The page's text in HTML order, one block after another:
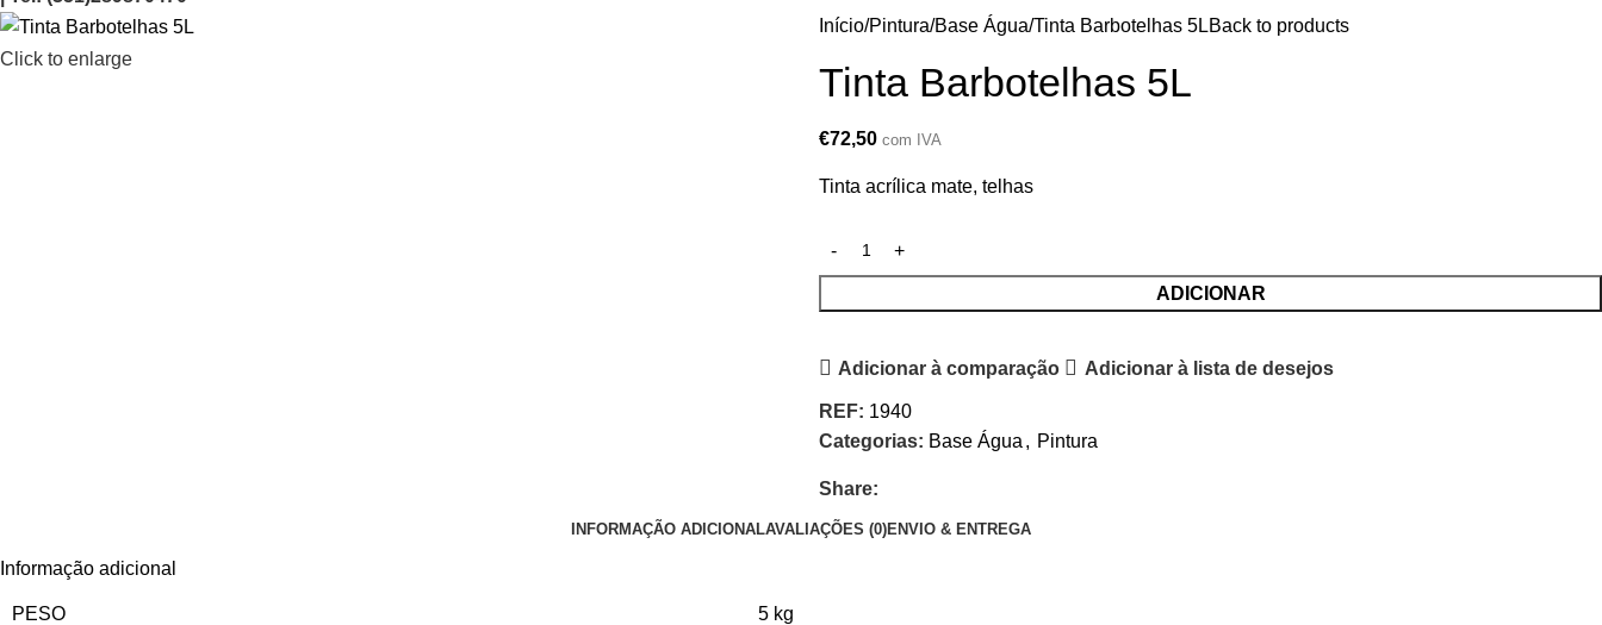
Click to enlarge
Início Pintura Base Água Tinta Barbotelhas 5LBack to products
Tinta Barbotelhas 5L
€72,50 com IVA
Tinta acrílica mate, telhas
ADICIONAR
Adicionar à comparação Adicionar à lista de desejos
REF: 1940
Categorias: Base Água , Pintura
Share:
INFORMAÇÃO ADICIONALAVALIAÇÕES (0)ENVIO & ENTREGA
Informação adicional
PESO 5 kg